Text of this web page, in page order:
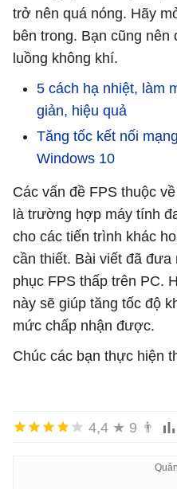
trở nên quá nóng. Hãy
bên trong. Bạn cũng nên
luồng không khí.
5 cách hạ nhiệt, làm
giản, hiệu quả
Tăng tốc kết nối
Windows 10
Các vấn đề FPS thuộc
là trường hợp máy tính
cho các tiến trình khác
cần thiết. Bài viết đã đưa
phục FPS thấp trên PC.
này sẽ giúp tăng tốc độ
mức chấp nhận được.
Chúc các bạn thực hiện
4,4 ★ 9 👨